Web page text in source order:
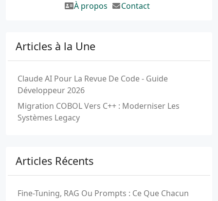
À propos
Contact
Articles à la Une
Claude AI Pour La Revue De Code - Guide
Développeur 2026
Migration COBOL Vers C++ : Moderniser Les
Systèmes Legacy
Articles Récents
Fine-Tuning, RAG Ou Prompts : Ce Que Chacun